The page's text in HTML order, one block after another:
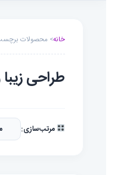
خانه> محصولات برچسب
طراحی
مرتب‌سازی: